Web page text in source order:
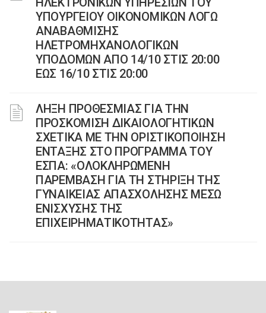
ΥΠΟΥΡΓΕΙΟΥ ΟΙΚΟΝΟΜΙΚΩΝ ΛΟΓΩ
ΑΝΑΒΑΘΜΙΣΗΣ
ΗΛΕΤΡΟΜΗΧΑΝΟΛΟΓΙΚΩΝ
ΥΠΟΔΟΜΩΝ ΑΠΟ 14/10 ΣΤΙΣ 20:00
ΕΩΣ 16/10 ΣΤΙΣ 20:00
ΛΗΞΗ ΠΡΟΘΕΣΜΙΑΣ ΓΙΑ ΤΗΝ
ΠΡΟΣΚΟΜΙΣΗ ΔΙΚΑΙΟΛΟΓΗΤΙΚΩΝ
ΣΧΕΤΙΚΑ ΜΕ ΤΗΝ ΟΡΙΣΤΙΚΟΠΟΙΗΣΗ
ΕΝΤΑΞΗΣ ΣΤΟ ΠΡΟΓΡΑΜΜΑ ΤΟΥ
ΕΣΠΑ: «ΟΛΟΚΛΗΡΩΜΕΝΗ
ΠΑΡΕΜΒΑΣΗ ΓΙΑ ΤΗ ΣΤΗΡΙΞΗ ΤΗΣ
ΓΥΝΑΙΚΕΙΑΣ ΑΠΑΣΧΟΛΗΣΗΣ ΜΕΣΩ
ΕΝΙΣΧΥΣΗΣ ΤΗΣ
ΕΠΙΧΕΙΡΗΜΑΤΙΚΟΤΗΤΑΣ»